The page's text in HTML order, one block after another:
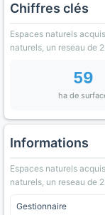
Chiffres clés
Espaces naturels
naturels, un reseau de
59
ha de
Informations
Espaces naturels
naturels, un reseau de
Gestionnaire